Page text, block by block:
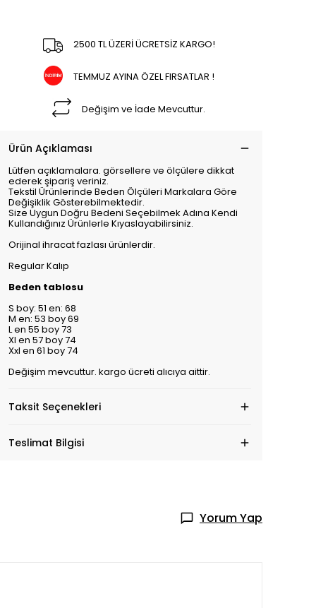
2500 TL ÜZERİ ÜCRETSİZ KARGO!
TEMMUZ AYINA ÖZEL FIRSATLAR !
Değişim ve İade Mevcuttur.
Ürün Açıklaması
Lütfen açıklamalara. görsellere ve ölçülere dikkat
ederek şipariş veriniz.
Tekstil Ürünlerinde Beden Ölçüleri Markalara Göre
Değişiklik Gösterebilmektedir.
Size Uygun Doğru Bedeni Seçebilmek Adına Kendi
Kullandığınız Ürünlerle Kıyaslayabilirsiniz.
Orijinal ihracat fazlası ürünlerdir.
Regular Kalıp
Beden tablosu
S boy: 51 en: 68
M en: 53 boy 69
L en 55 boy 73
Xl en 57 boy 74
Xxl en 61 boy 74
Değişim mevcuttur. kargo ücreti alıcıya aittir.
Taksit Seçenekleri
Teslimat Bilgisi
Yorum Yap